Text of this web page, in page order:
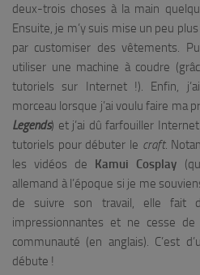
deux-trois choses à la main
Ensuite, je m’y suis mise un peu
par customiser des vêtements.
utiliser une machine à coudre
tutoriels sur Internet !). Enfin,
morceau lorsque j’ai voulu faire ma
Legends) et j’ai dû farfouiller
tutoriels pour débuter le craft.
les vidéos de Kamui Cosplay
allemand à l’époque si je me
de suivre son travail, elle fait
impressionnantes et ne cesse
communauté (en anglais). C’est
débute !